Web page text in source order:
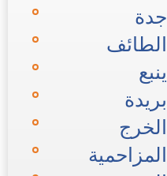
جدة
الطائف
ينبع
بريدة
الخرج
المزاحمية